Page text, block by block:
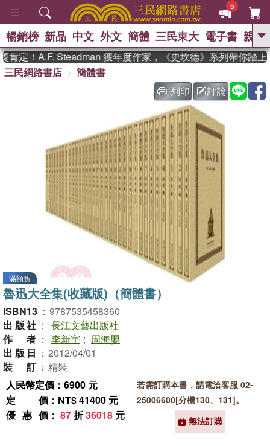
5
GO
、 如果歷史是一群喵 、 暑期
國際布克獎 臺灣漫遊錄 、 方
台灣的李登輝時代
孩：黎曼猜想 、 偉大的迷走神經
暢銷榜 新品 中文 外文 簡體 三民東大 電子書 親子
定！A.F. Steadman 獲年度作家，《史坎德》系列帶你踏上
三民網路書店
簡體書
列印
評論
滿額折
魯迅大全集(收藏版)（簡體書）
ISBN13 ： 9787535458360
出版社 ： 長江文藝出版社
作者 ： 李新宇 ; 周海嬰
出版日 ： 2012/04/01
裝訂 ： 精裝
人民幣定價：6900 元
定價 ：NT$ 41400 元
優惠價 ： 87折36018 元
若需訂購本書，請電洽客服 02-
25006600[分機130、131]。
無法訂購